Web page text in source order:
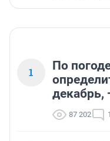
1
По
декабрь,
87 202